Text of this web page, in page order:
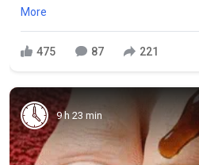
More
475 87 221
9 h 23 min